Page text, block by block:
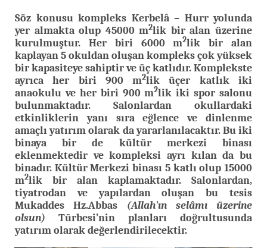
Söz konusu kompleks Kerbelâ – Hurr yolunda
yer almakta olup 45000 m2lik bir alan üzerine
kurulmuştur. Her biri 6000 m2lik bir alan
kaplayan 5 okuldan oluşan kompleks çok yüksek
bir kapasiteye sahiptir ve üç katlıdır. Komplekste
ayrıca her biri 900 m2lik üçer katlık iki
anaokulu ve her biri 900 m2lik iki spor salonu
bulunmaktadır. Salonlardan okullardaki
etkinliklerin yanı sıra eğlence ve dinlenme
amaçlı yatırım olarak da yararlanılacaktır. Bu iki
binaya bir de kültür merkezi binası
eklenmektedir ve kompleksi ayrı kılan da bu
binadır. Kültür Merkezi binası 5 katlı olup 15000
m2lik bir alan kaplamaktadır. Salonlardan,
tiyatrodan ve yapılardan oluşan bu tesis
Mukaddes Hz.Abbas (Allah'ın selâmı üzerine
olsun) Türbesi’nin planları doğrultusunda
yatırım olarak değerlendirilecektir.